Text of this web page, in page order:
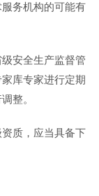
务机构的可能有
安全生产监督管
库专家进行定期
整。
质，应当具备下